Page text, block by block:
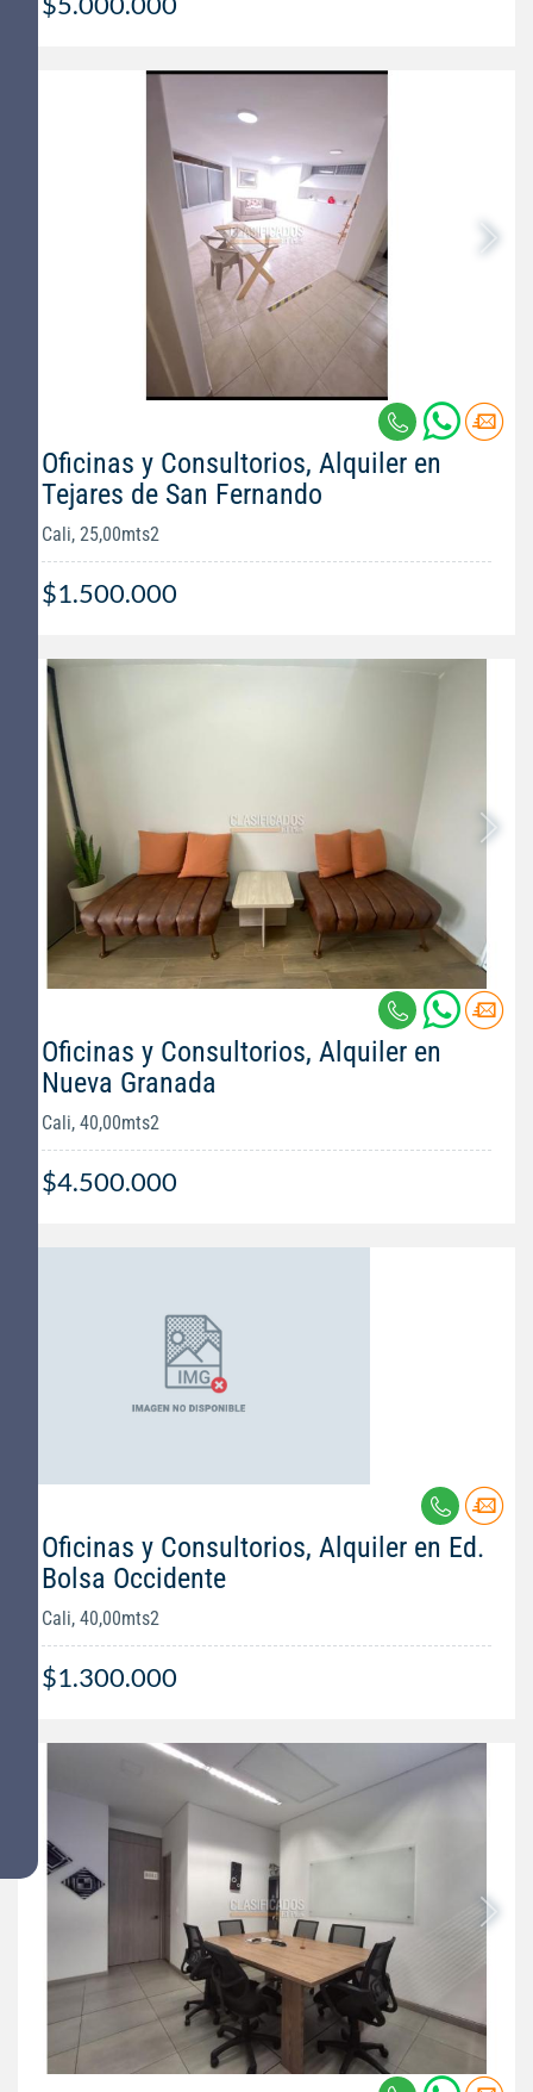
Oficinas y Consultorios, Alquiler en
Tejares de San Fernando
Cali, 25,00mts2
$1.500.000
Oficinas y Consultorios, Alquiler en
Nueva Granada
Cali, 40,00mts2
$4.500.000
Oficinas y Consultorios, Alquiler en Ed.
Bolsa Occidente
Cali, 40,00mts2
$1.300.000